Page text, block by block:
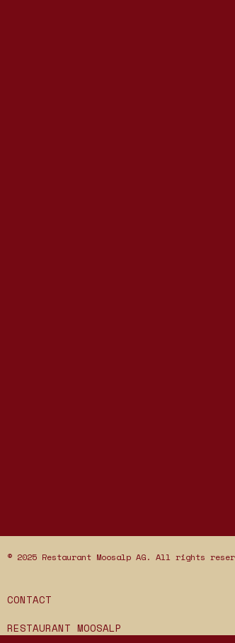
© 2025 Restaurant Moosalp AG. All rights
CONTACT
RESTAURANT MOOSALP